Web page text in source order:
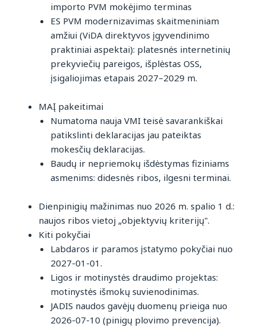
importo PVM mokėjimo terminas
ES PVM modernizavimas skaitmeniniam
amžiui (ViDA direktyvos įgyvendinimo
praktiniai aspektai): platesnės internetinių
prekyviečių pareigos, išplėstas OSS,
įsigaliojimas etapais 2027–2029 m.
MAĮ pakeitimai
Numatoma nauja VMI teisė savarankiškai
patikslinti deklaracijas jau pateiktas
mokesčių deklaracijas.
Baudų ir nepriemokų išdėstymas fiziniams
asmenims: didesnės ribos, ilgesni terminai.
Dienpinigių mažinimas nuo 2026 m. spalio 1 d.:
naujos ribos vietoj „objektyvių kriterijų".
Kiti pokyčiai
Labdaros ir paramos įstatymo pokyčiai nuo
2027-01-01.
Ligos ir motinystės draudimo projektas:
motinystės išmokų suvienodinimas.
JADIS naudos gavėjų duomenų prieiga nuo
2026-07-10 (pinigų plovimo prevencija).